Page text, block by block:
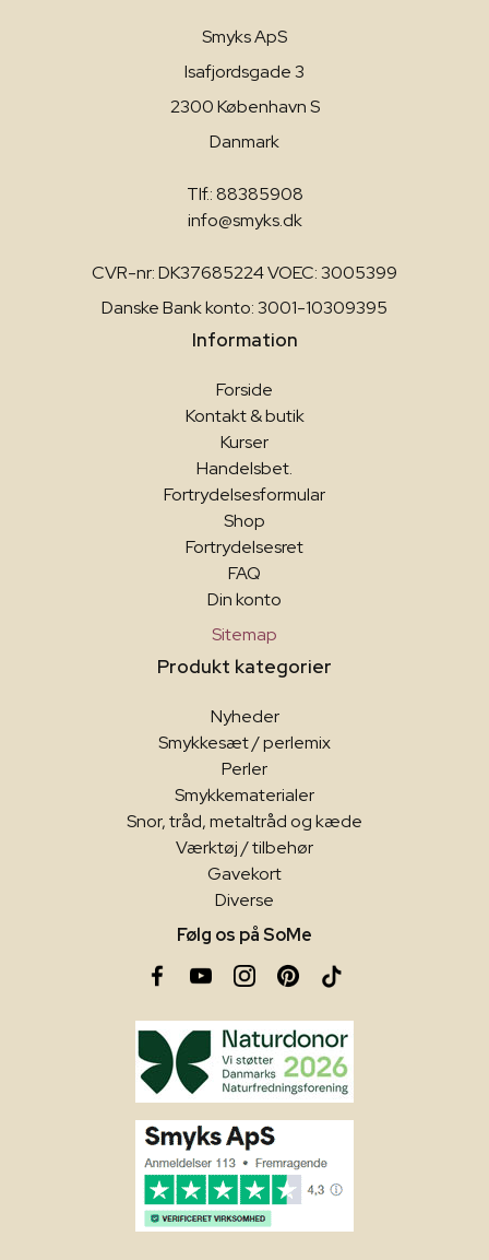
Smyks ApS
Isafjordsgade 3
2300 København S
Danmark
Tlf.: 88385908
info@smyks.dk
CVR-nr: DK37685224 VOEC: 3005399
Danske Bank konto: 3001-10309395
Information
Forside
Kontakt & butik
Kurser
Handelsbet.
Fortrydelsesformular
Shop
Fortrydelsesret
FAQ
Din konto
Sitemap
Produkt kategorier
Nyheder
Smykkesæt / perlemix
Perler
Smykkematerialer
Snor, tråd, metaltråd og kæde
Værktøj / tilbehør
Gavekort
Diverse
Følg os på SoMe